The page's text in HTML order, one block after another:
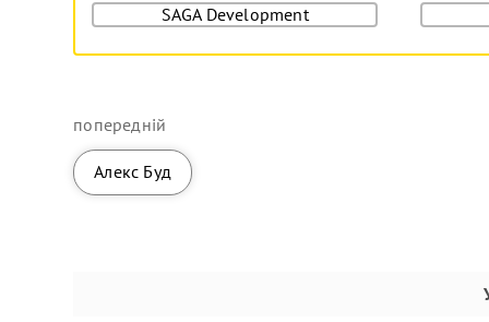
SAGA Development
попередній
Алекс Буд